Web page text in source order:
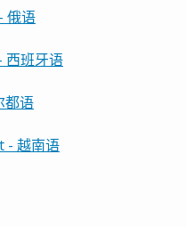
俄语
西班牙语
都语
- 越南语